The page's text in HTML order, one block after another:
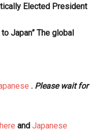
Elected President
Japan” The global
. Please wait for
andJapanese